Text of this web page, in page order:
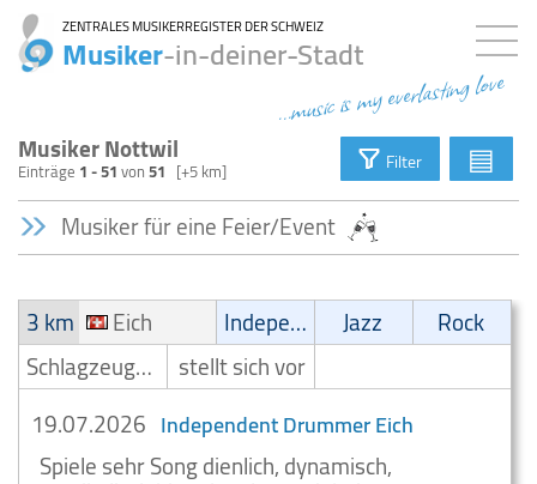
ZENTRALES MUSIKERREGISTER DER SCHWEIZ
Musiker-in-deiner-Stadt
...music is my everlasting love
Musiker Nottwil
Einträge 1 - 51von51 [+5 km] Filter ▤
Musiker für eine Feier/Event
3 km Eich Independent Jazz
Rock
Schlagzeuger/Drummer
stellt sich vor
19.07.2026 Independent Drummer Eich
Spiele sehr Song dienlich, dynamisch,